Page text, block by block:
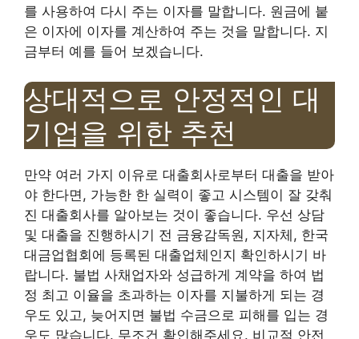
를 사용하여 다시 주는 이자를 말합니다. 원금에 붙
은 이자에 이자를 계산하여 주는 것을 말합니다. 지
금부터 예를 들어 보겠습니다.
상대적으로 안정적인 대
기업을 위한 추천
만약 여러 가지 이유로 대출회사로부터 대출을 받아
야 한다면, 가능한 한 실력이 좋고 시스템이 잘 갖춰
진 대출회사를 알아보는 것이 좋습니다. 우선 상담
및 대출을 진행하시기 전 금융감독원, 지자체, 한국
대금업협회에 등록된 대출업체인지 확인하시기 바
랍니다. 불법 사채업자와 성급하게 계약을 하여 법
정 최고 이율을 초과하는 이자를 지불하게 되는 경
우도 있고, 늦어지면 불법 수금으로 피해를 입는 경
우도 많습니다. 무조건 확인해주세요. 비교적 안전